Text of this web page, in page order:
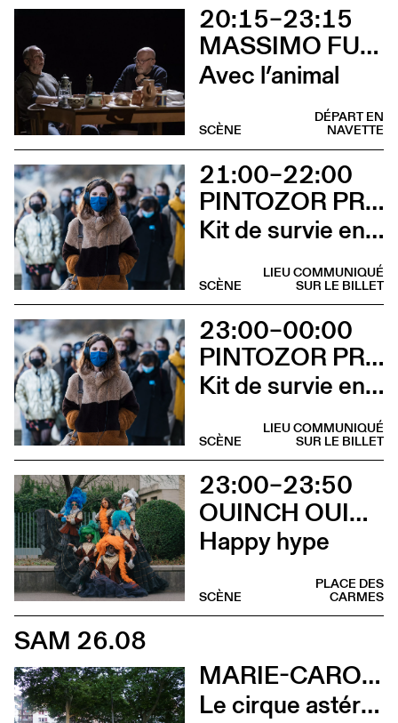
20:15–23:15
MASSIMO FURLAN ET CLAIRE DE RIBAUPIERRE
Avec l’animal
DÉPART EN
NAVETTE
SCÈNE
21:00–22:00
PINTOZOR PROD. ET MARION THOMAS
Kit de survie en territoire masculiniste
LIEU COMMUNIQUÉ
SUR LE BILLET
SCÈNE
23:00–00:00
PINTOZOR PROD. ET MARION THOMAS
Kit de survie en territoire masculiniste
LIEU COMMUNIQUÉ
SUR LE BILLET
SCÈNE
23:00–23:50
OUINCH OUINCH X MULAH
Happy hype
PLACE DES
CARMES
SCÈNE
SAM 26.08
MARIE-CAROLINE HOMINAL
Le cirque astéroïde